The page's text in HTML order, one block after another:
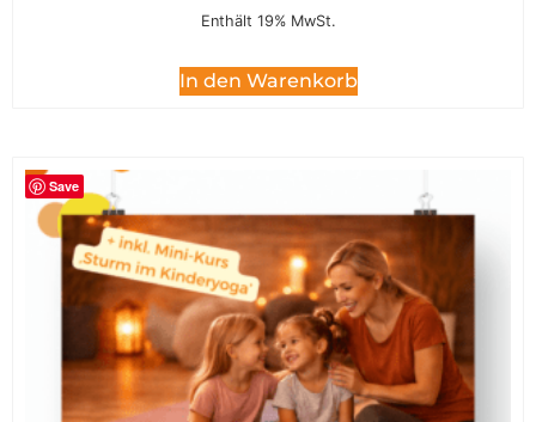
Enthält 19% MwSt.
In den Warenkorb
Save